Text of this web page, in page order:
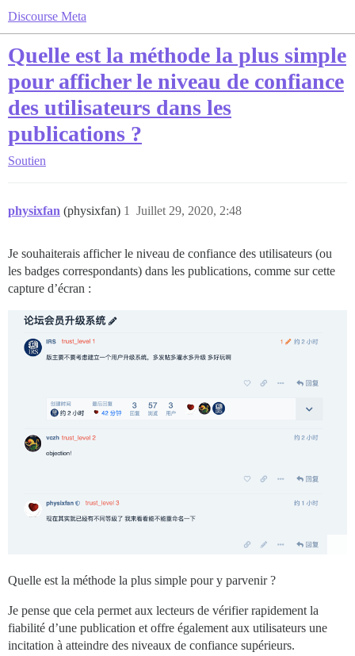
Discourse Meta
Quelle est la méthode la plus simple
pour afficher le niveau de confiance
des utilisateurs dans les
publications ?
Soutien
physixfan (physixfan) Juillet 29, 2020, 2:48
1
Je souhaiterais afficher le niveau de confiance des utilisateurs (ou
les badges correspondants) dans les publications, comme sur cette
capture d’écran :
Quelle est la méthode la plus simple pour y parvenir ?
Je pense que cela permet aux lecteurs de vérifier rapidement la
fiabilité d’une publication et offre également aux utilisateurs une
incitation à atteindre des niveaux de confiance supérieurs.